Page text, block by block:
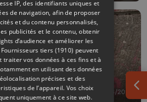
18/06/2026
IP, des identifiants uniques et
de navigation, afin de proposer
et du contenu personnalisés,
publicités et le contenu, obtenir
d’audience et améliorer les
Fournisseurs tiers (1910) peuvent
traiter vos données à ces fins et à
en utilisant des données
précises et des
de l’appareil. Vos choix
uniquement à ce site web.